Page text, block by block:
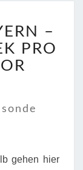
–
PRO
gehen hier